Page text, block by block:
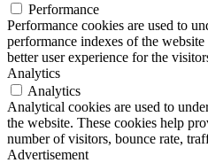
Performance
Performance cookies are used to
performance indexes of the
better user experience for the
Analytics
Analytics
Analytical cookies are used to
the website. These cookies help
number of visitors, bounce rate,
Advertisement